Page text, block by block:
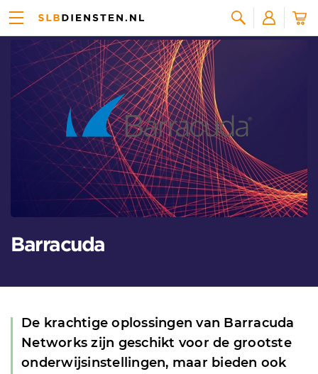
Zoeken
Alle licenties
Barracuda
De krachtige oplossingen van Barracuda
Networks zijn geschikt voor de grootste
onderwijsinstellingen, maar bieden ook